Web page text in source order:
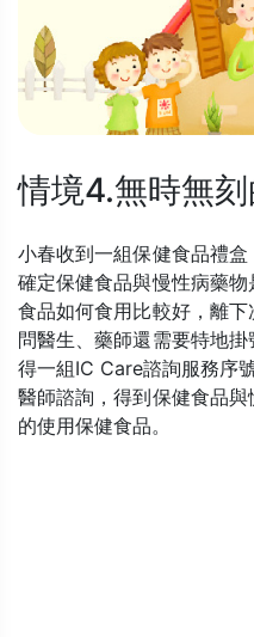
情境4.無時無
小春收到一組保健食品禮
確定保健食品與慢性病藥
食品如何食用比較好，離
問醫生、藥師還需要特地
得一組IC Care諮詢服務序
醫師諮詢，得到保健食品
的使用保健食品。